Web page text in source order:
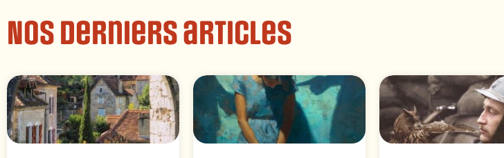
Nos derniers articles